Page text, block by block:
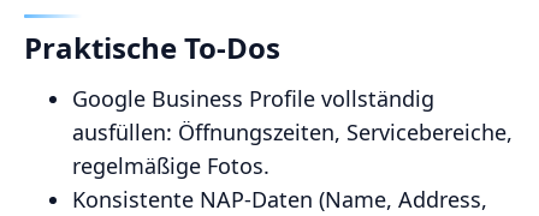
Praktische To‑Dos
Google Business Profile vollständig
ausfüllen: Öffnungszeiten, Servicebereiche,
regelmäßige Fotos.
Konsistente NAP‑Daten (Name, Address,